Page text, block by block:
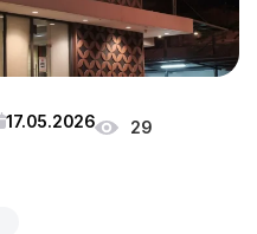
17.05.2026 29